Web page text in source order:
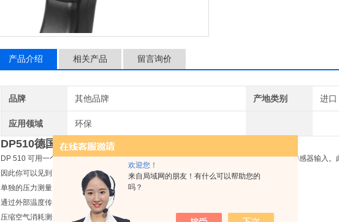
欢迎您！
来自局域网的朋友！有什么可以帮助您的
吗？
产品介绍 相关产品 留言询价
品牌 其他品牌 产地类别 进口
应用领域 环保
DP510德国CS便携式露点仪批发价
DP 510 可用一个仪器测量多个测量任务 DP 500所有的处理功能,有一个额外可自由分配的传感器输入
因此你可以见到更早的所有工业测量任务, 例如:
单独的压力测量
通过外部温度传感器的露点距离
压缩空气消耗测量